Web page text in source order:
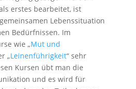
erstes bearbeitet, ist
Lebenssituation
Bedürfnissen. Im
wie „Mut und
„Leinenführigkeit“ sehr
Kursen übt man die
und es wird für